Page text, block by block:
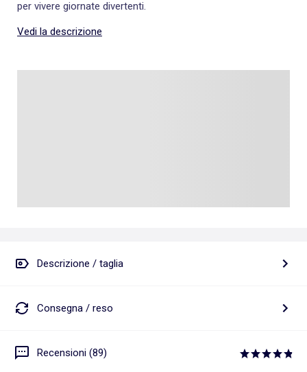
per vivere giornate divertenti.
Vedi la descrizione
Descrizione / taglia
Consegna / reso
Recensioni (89)